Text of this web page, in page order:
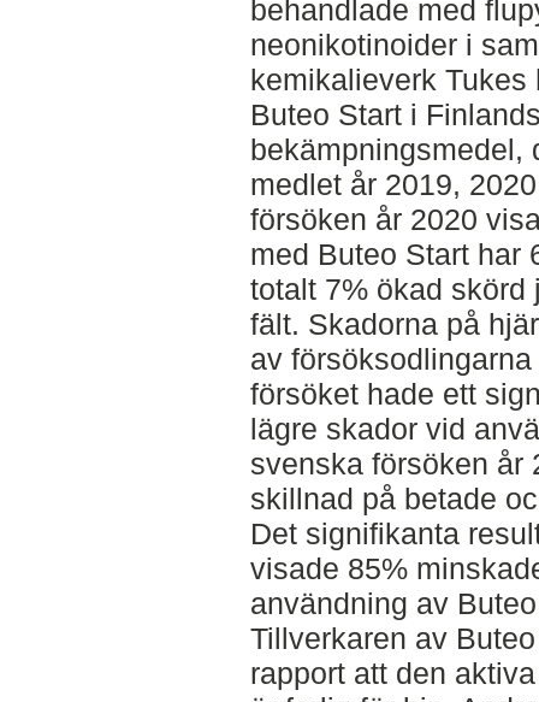
behandlade med
neonikotinoider i
kemikalieverk
Buteo Start i
bekämpningsmedel,
medlet år 2019,
försöken år 2020
med Buteo Start har
totalt 7% ökad skörd
fält. Skadorna på
av
försöket hade ett
lägre skador vid
svenska försöken år
skillnad på betade
Det signifikanta
visade 85%
användning av
Tillverkaren av
rapport att den